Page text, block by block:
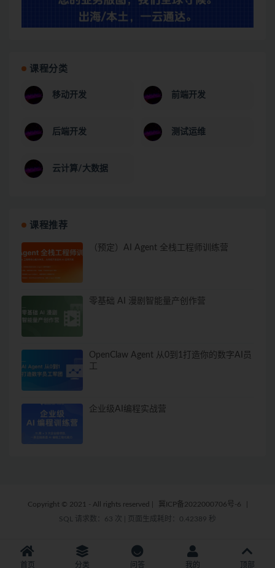
课程分类
移动开发 前端开发
后端开发 测试运维
云计算/大数据
课程推荐
（预定）AI Agent 全栈工程师训练营
零基础 AI 漫剧智能量产创作营
OpenClaw Agent 从0到1打造你的数字AI员
企业级AI编程实战营
Copyright © 2021 - All rights reserved 冀ICP备2022000706号-6
SQL 请求数：63 次
页面生成耗时：0.42389 秒
首页 分类 问答 我的 顶部